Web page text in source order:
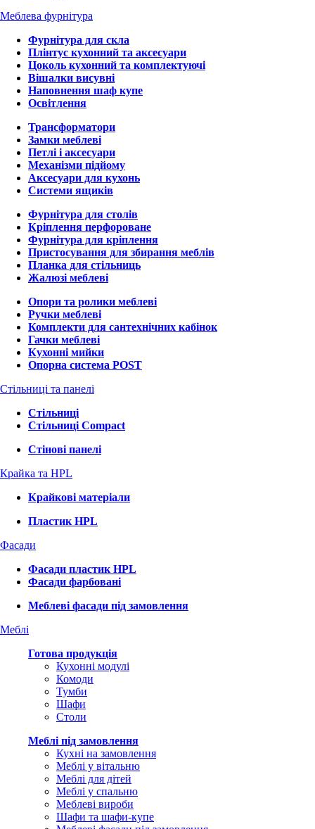
Меблева фурнітура
Фурнітура для скла
Плінтус кухонний та аксесуари
Цоколь кухонний та комплектуючі
Вішалки висувні
Наповнення шаф купе
Освітлення
Трансформатори
Замки меблеві
Петлі і аксесуари
Механізми підйому
Аксесуари для кухонь
Системи ящиків
Фурнітура для столів
Кріплення перфороване
Фурнітура для кріплення
Пристосування для збирання меблів
Планка для стільниць
Жалюзі меблеві
Опори та ролики меблеві
Ручки меблеві
Комплекти для сантехнічних кабінок
Гачки меблеві
Кухонні мийки
Опорна система POST
Стільниці та панелі
Стільниці
Стільниці Compact
Стінові панелі
Крайка та HPL
Крайкові матеріали
Пластик HPL
Фасади
Фасади пластик HPL
Фасади фарбовані
Меблеві фасади під замовлення
Меблі
Готова продукція
Кухонні модулі
Комоди
Тумби
Шафи
Столи
Меблі під замовлення
Кухні на замовлення
Меблі у вітальню
Меблі для дітей
Меблі у спальню
Меблеві вироби
Шафи та шафи-купе